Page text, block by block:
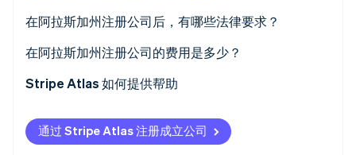
简便的一体化报税流程
极低的税务繁琐性
真正的激励政策与融资支持
拟定并核准名称
委任阿拉斯加州注册代理人
提交公司章程
召开组织会议
申领阿拉斯加州营业执照
在阿拉斯加州注册公司后，有哪些法律要求？
维持完善的内部公司治理机制
提交存续期报告
遵守州营业执照相关规定
在阿拉斯加州注册公司的费用是多少？
Stripe Atlas 如何提供帮助
申请使用 Atlas
在获取雇主识别号 (EIN) 前开通收款和银行服务
通过 Stripe Atlas 注册成立公司